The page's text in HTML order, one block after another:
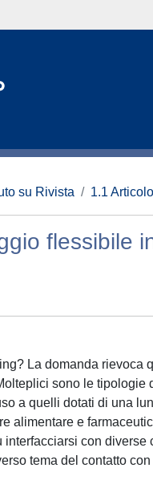
su Rivista 1.1
flessibile
La domanda
sono le
a quelli dotati di una
alimentare e
con
tema del contatto